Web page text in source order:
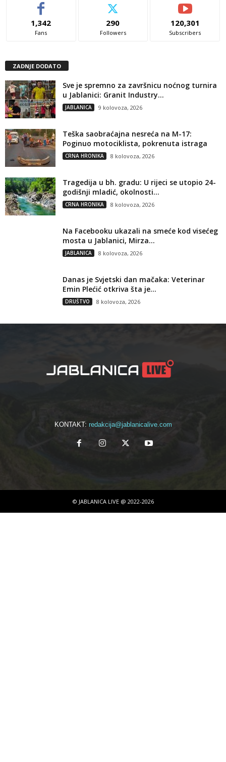
1,342
Fans
290
Followers
120,301
Subscribers
ZADNJE DODATO
Sve je spremno za završnicu noćnog turnira
u Jablanici: Granit Industry...
JABLANICA 9 kolovoza, 2026
Teška saobraćajna nesreća na M-17:
Poginuo motociklista, pokrenuta istraga
CRNA HRONIKA 8 kolovoza, 2026
Tragedija u bh. gradu: U rijeci se utopio 24-
godišnji mladić, okolnosti...
CRNA HRONIKA 8 kolovoza, 2026
Na Facebooku ukazali na smeće kod visećeg
mosta u Jablanici, Mirza...
JABLANICA 8 kolovoza, 2026
Danas je Svjetski dan mačaka: Veterinar
Emin Plećić otkriva šta je...
DRUŠTVO 8 kolovoza, 2026
KONTAKT: redakcija@jablanicalive.com
© JABLANICA LIVE @ 2022-2026